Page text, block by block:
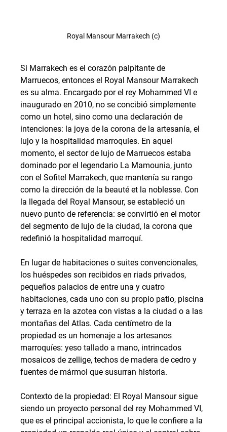
Royal Mansour Marrakech (c)
Si Marrakech es el corazón palpitante de
Marruecos, entonces el Royal Mansour Marrakech
es su alma. Encargado por el rey Mohammed VI e
inaugurado en 2010, no se concibió simplemente
como un hotel, sino como una declaración de
intenciones: la joya de la corona de la artesanía, el
lujo y la hospitalidad marroquíes. En aquel
momento, el sector de lujo de Marruecos estaba
dominado por el legendario La Mamounia, junto
con el Sofitel Marrakech, que mantenía su rango
como la dirección de la beauté et la noblesse. Con
la llegada del Royal Mansour, se estableció un
nuevo punto de referencia: se convirtió en el motor
del segmento de lujo de la ciudad, la corona que
redefinió la hospitalidad marroquí.
En lugar de habitaciones o suites convencionales,
los huéspedes son recibidos en riads privados,
pequeños palacios de entre una y cuatro
habitaciones, cada uno con su propio patio, piscina
y terraza en la azotea con vistas a la ciudad o a las
montañas del Atlas. Cada centímetro de la
propiedad es un homenaje a los artesanos
marroquíes: yeso tallado a mano, intrincados
mosaicos de zellige, techos de madera de cedro y
fuentes de mármol que susurran historia.
Contexto de la propiedad: El Royal Mansour sigue
siendo un proyecto personal del rey Mohammed VI,
que es el principal accionista, lo que le confiere a la